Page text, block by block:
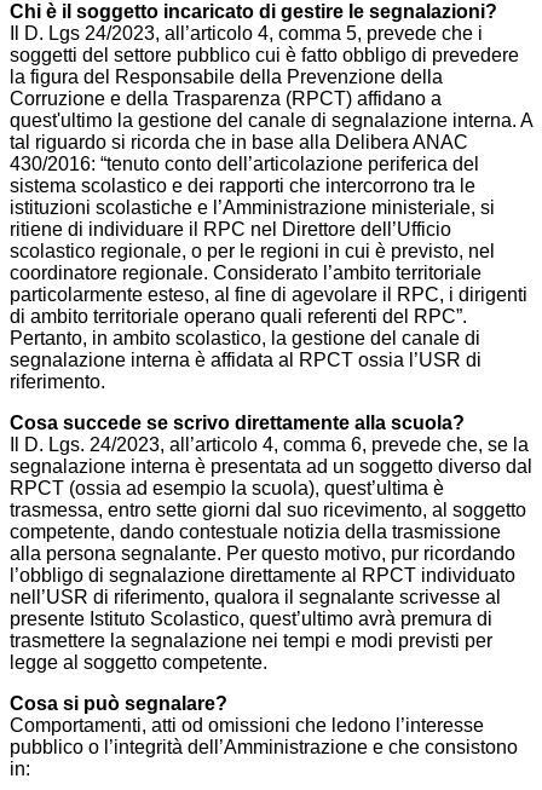
Chi è il soggetto incaricato di gestire le segnalazioni?
Il D. Lgs 24/2023, all’articolo 4, comma 5, prevede che i
soggetti del settore pubblico cui è fatto obbligo di prevedere
la figura del Responsabile della Prevenzione della
Corruzione e della Trasparenza (RPCT) affidano a
quest'ultimo la gestione del canale di segnalazione interna. A
tal riguardo si ricorda che in base alla Delibera ANAC
430/2016: “tenuto conto dell’articolazione periferica del
sistema scolastico e dei rapporti che intercorrono tra le
istituzioni scolastiche e l’Amministrazione ministeriale, si
ritiene di individuare il RPC nel Direttore dell’Ufficio
scolastico regionale, o per le regioni in cui è previsto, nel
coordinatore regionale. Considerato l’ambito territoriale
particolarmente esteso, al fine di agevolare il RPC, i dirigenti
di ambito territoriale operano quali referenti del RPC”.
Pertanto, in ambito scolastico, la gestione del canale di
segnalazione interna è affidata al RPCT ossia l’USR di
riferimento.
Cosa succede se scrivo direttamente alla scuola?
Il D. Lgs. 24/2023, all’articolo 4, comma 6, prevede che, se la
segnalazione interna è presentata ad un soggetto diverso dal
RPCT (ossia ad esempio la scuola), quest’ultima è
trasmessa, entro sette giorni dal suo ricevimento, al soggetto
competente, dando contestuale notizia della trasmissione
alla persona segnalante. Per questo motivo, pur ricordando
l’obbligo di segnalazione direttamente al RPCT individuato
nell’USR di riferimento, qualora il segnalante scrivesse al
presente Istituto Scolastico, quest’ultimo avrà premura di
trasmettere la segnalazione nei tempi e modi previsti per
legge al soggetto competente.
Cosa si può segnalare?
Comportamenti, atti od omissioni che ledono l’interesse
pubblico o l’integrità dell’Amministrazione e che consistono
in: